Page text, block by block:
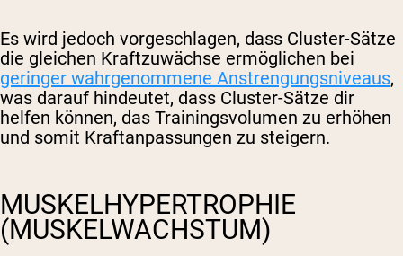
Es wird jedoch vorgeschlagen, dass Cluster-Sätze
die gleichen Kraftzuwächse ermöglichen bei
geringer wahrgenommene Anstrengungsniveaus,
was darauf hindeutet, dass Cluster-Sätze dir
helfen können, das Trainingsvolumen zu erhöhen
und somit Kraftanpassungen zu steigern.
MUSKELHYPERTROPHIE
(MUSKELWACHSTUM)